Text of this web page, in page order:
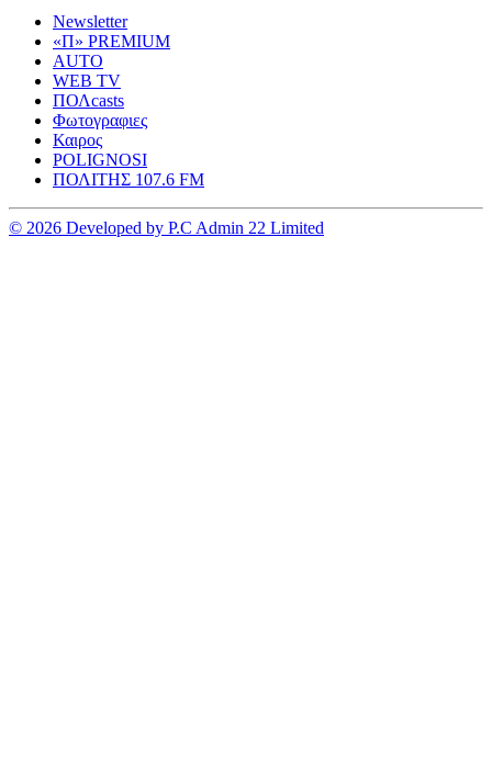
Newsletter
«Π» PREMIUM
AUTO
WEB TV
ΠΟΛcasts
Φωτογραφιες
Καιρος
POLIGNOSI
ΠΟΛΙΤΗΣ 107.6 FM
© 2026 Developed by P.C Admin 22 Limited